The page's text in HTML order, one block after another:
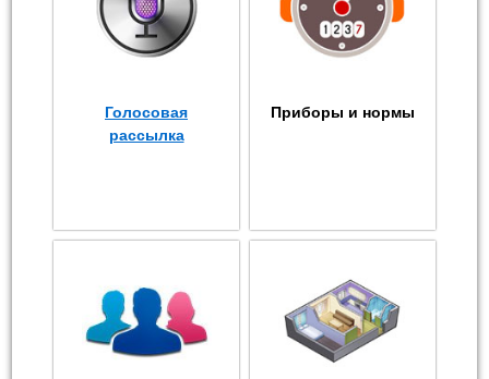
Голосовая
рассылка
Приборы и нормы